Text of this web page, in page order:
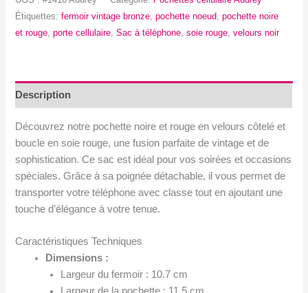
noire
et
soie
-
Fermoir
vintage
Étiquettes:fermoir vintage bronze,pochette noeud,pochette noire
et rouge,porte cellulaire,Sac à téléphone,soie rouge,velours noir
Description
Découvrez notre pochette noire et rouge en velours côtelé et
boucle en soie rouge, une fusion parfaite de vintage et de
sophistication. Ce sac est idéal pour vos soirées et occasions
spéciales. Grâce à sa poignée détachable, il vous permet de
transporter votre téléphone avec classe tout en ajoutant une
touche d’élégance à votre tenue.
Caractéristiques Techniques
Dimensions :
Largeur du fermoir : 10.7 cm